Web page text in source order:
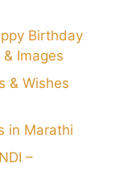
Birthday
Images
& Wishes
in Marathi
–